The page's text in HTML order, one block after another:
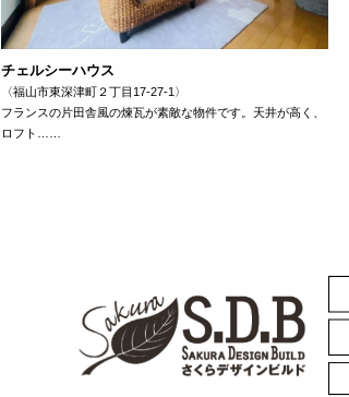
チェルシーハウス
〈福山市東深津町２丁目17-27-1〉
フランスの片田舎風の煉瓦が素敵な物件です。天井が高く、
ロフト……